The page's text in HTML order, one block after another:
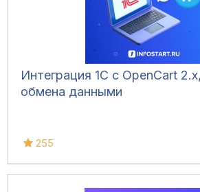
Интеграция 1С с OpenCart
обмена данными
255